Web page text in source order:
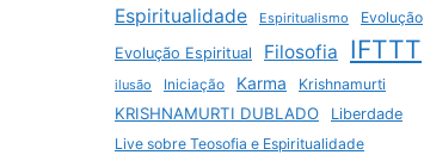
Espiritualidade Espiritualismo
Evolução
Evolução Espiritual
Filosofia IFTTT
ilusão Iniciação Karma Krishnamurti
KRISHNAMURTI DUBLADO
Liberdade
Live sobre Teosofia e Espiritualidade